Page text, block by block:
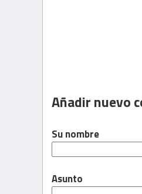
Añadir nuevo
Su nombre
Asunto